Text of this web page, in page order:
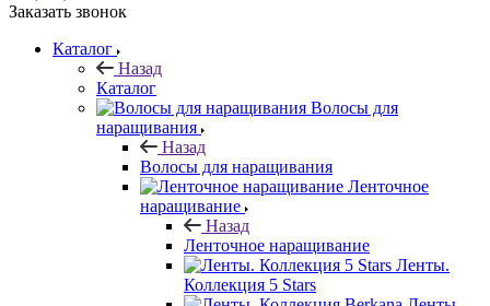
Заказать звонок
Каталог
Назад
Каталог
Волосы для
наращивания
Назад
Волосы для наращивания
Ленточное
наращивание
Назад
Ленточное наращивание
Ленты.
Коллекция 5 Stars